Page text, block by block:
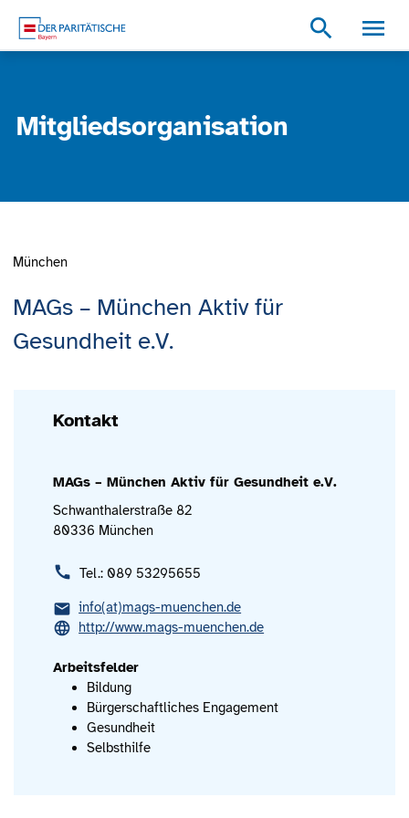
search
Mitgliedsorganisation
MAGs – München Aktiv für
Gesundheit e.V.
München
Kontakt
MAGs – München Aktiv für Gesundheit e.V.
Schwanthalerstraße 82
80336 München
Tel.: 089 53295655
info(at)mags-muenchen.de
http://www.mags-muenchen.de
Arbeitsfelder
Bildung
Bürgerschaftliches Engagement
Gesundheit
Selbsthilfe